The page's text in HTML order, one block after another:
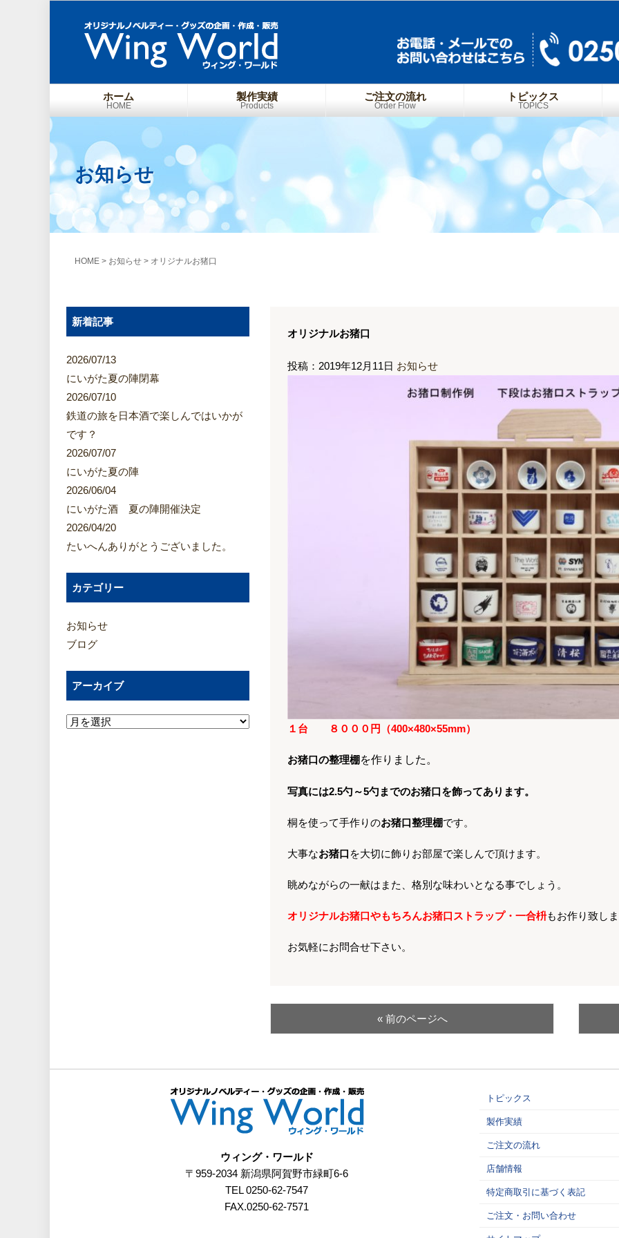
ホーム
HOME
製作実績
Products
ご注文の流れ
Order Flow
トピックス
TOPICS
お知らせ
HOME > お知らせ > オリジナルお猪口
オリジナルお猪口
投稿：2019年12月11日 お知らせ
１台 ８０００円（400×480×55mm）
お猪口の整理棚 を作りました。
写真には2.5勺～5勺までのお猪口を飾ってあります。
桐を使って手作りのお猪口整理棚です。
大事なお猪口 を大切に飾りお部屋で楽しんで頂けます。
眺めながらの一献はまた、格別な味わいとなる事でしょう。
オリジナルお猪口やもちろんお猪口ストラップ・一合枡もお作り致し
お気軽にお問合せ下さい。
« 前のページへ
新着記事
2026/07/13
にいがた夏の陣閉幕
2026/07/10
鉄道の旅を日本酒で楽しんではいかが
です？
2026/07/07
にいがた夏の陣
2026/06/04
にいがた酒 夏の陣開催決定
2026/04/20
たいへんありがとうございました。
カテゴリー
お知らせ
ブログ
アーカイブ
ウィング・ワールド
〒959-2034 新潟県阿賀野市緑町6-6
TEL 0250-62-7547
FAX.0250-62-7571
トピックス
製作実績
ご注文の流れ
店舗情報
特定商取引に基づく表記
ご注文・お問い合わせ